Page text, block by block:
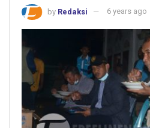
by Redaksi 6 years ago